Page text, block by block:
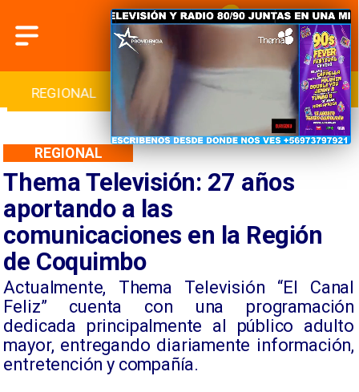
INTERNACIONAL DEPORTES CULTURA
Thema Televisión: 27 años
aportando a las
comunicaciones en la Región
de Coquimbo
​Actualmente, Thema Televisión “El Canal
Feliz” cuenta con una programación
dedicada principalmente al público adulto
mayor, entregando diariamente información,
entretención y compañía.
REGIONAL